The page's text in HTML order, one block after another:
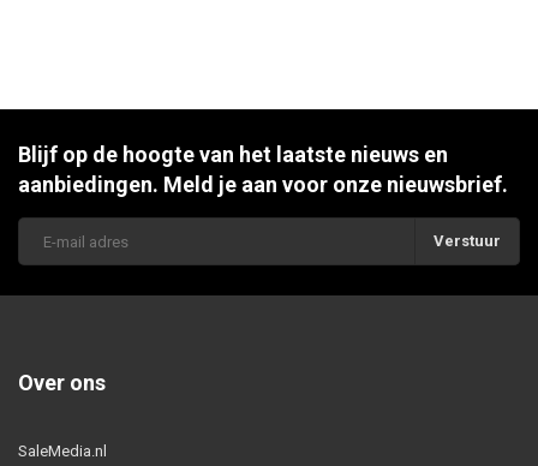
Blijf op de hoogte van het laatste nieuws en
aanbiedingen. Meld je aan voor onze nieuwsbrief.
Verstuur
Over ons
SaleMedia.nl